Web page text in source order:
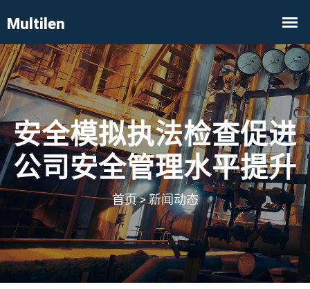
安全模拟执法检查促进
公司安全管理水平提升
首页>新闻动态